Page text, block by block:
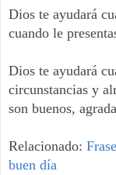
Dios te ayudará
cuando le
Dios te ayudará
circunstancias y
son buenos,
Relacionado:
buen día